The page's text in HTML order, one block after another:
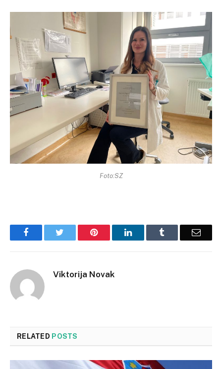
Foto:SZ
Facebook Pinterest LinkedIn Email
Viktorija Novak
RELATED POSTS